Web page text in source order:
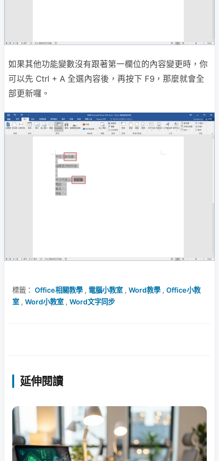
如果其他功能變數沒有跟著第一欄位的內容變更時，你
可以先 Ctrl + A 全選內容後，再按下 F9，那麼就會全
部更新囉。
標籤： Office相關教學, 電腦小教室 , Word教學, Office小教
室 , Word小教室 , Word文字同步
延伸閱讀